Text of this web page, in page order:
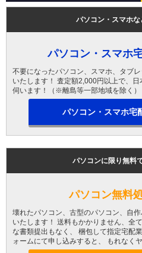
パソコン・スマホな
パソコン・スマホ
不要になったパソコン、スマホ、タブ
いたします！ 査定額2,000円以上で、
伺います！（※離島等一部地域を除く）
パソコン・スマホ宅
パソコンに限り無料
パソコン無料
壊れたパソコン、古型のパソコン、自
いたします！ 送料もかかりません、全
な書類提出もなく、 梱包して指定宅配
ォームにて申し込みすると、 もれなく